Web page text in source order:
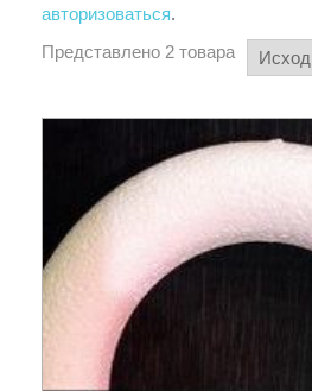
авторизоваться.
Представлено 2 товара